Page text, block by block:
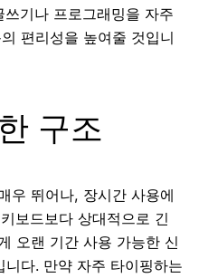
기나 프로그래밍을 자주
편리성을 높여줄 것입니
구조
우 뛰어나, 장시간 사용에
보드보다 상대적으로 긴
오랜 기간 사용 가능한 신
다. 만약 자주 타이핑하는